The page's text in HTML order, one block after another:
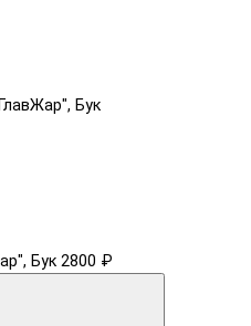
Бук
Бук 2800 ₽